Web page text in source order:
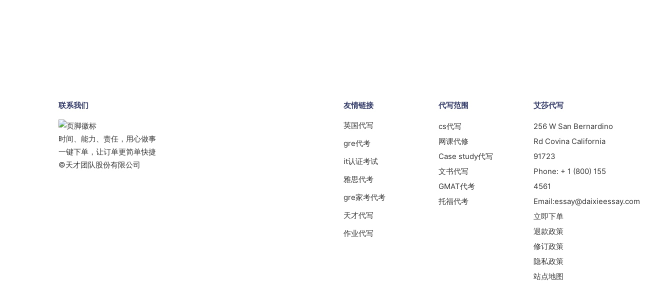
联系我们
时间、能力、责任，用心做事
一键下单，让订单更简单快捷
©天才团队股份有限公司
友情链接
英国代写
gre代考
it认证考试
雅思代考
gre家考代考
天才代写
作业代写
代写范围
cs代写
网课代修
Case study代写
文书代写
GMAT代考
托福代考
艾莎代写
256 W San Bernardino
Rd Covina California
91723
Phone: + 1 (800) 155
4561
Email:essay@daixieessay.com
立即下单
退款政策
修订政策
隐私政策
站点地图